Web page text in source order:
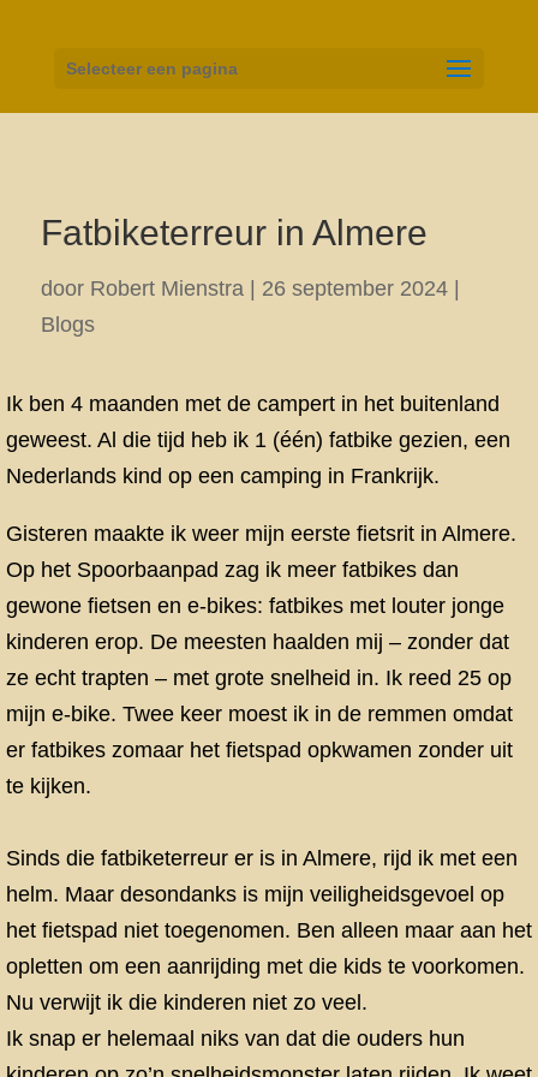
Selecteer een pagina
Fatbiketerreur in Almere
door Robert Mienstra| 26 september 2024|
Blogs
Ik ben 4 maanden met de campert in het buitenland
geweest. Al die tijd heb ik 1 (één) fatbike gezien, een
Nederlands kind op een camping in Frankrijk.
Gisteren maakte ik weer mijn eerste fietsrit in Almere.
Op het Spoorbaanpad zag ik meer fatbikes dan
gewone fietsen en e-bikes: fatbikes met louter jonge
kinderen erop. De meesten haalden mij – zonder dat
ze echt trapten – met grote snelheid in. Ik reed 25 op
mijn e-bike. Twee keer moest ik in de remmen omdat
er fatbikes zomaar het fietspad opkwamen zonder uit
te kijken.
Sinds die fatbiketerreur er is in Almere, rijd ik met een
helm. Maar desondanks is mijn veiligheidsgevoel op
het fietspad niet toegenomen. Ben alleen maar aan het
opletten om een aanrijding met die kids te voorkomen.
Nu verwijt ik die kinderen niet zo veel.
Ik snap er helemaal niks van dat die ouders hun